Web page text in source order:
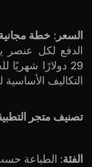
السعر : خطة
التكاليف الأساسية
تصنيف متجر
الفئة: الطباعة